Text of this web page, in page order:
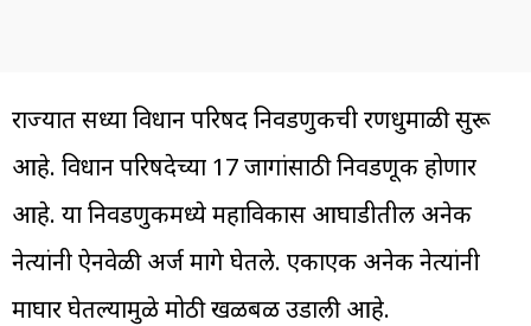
राज्यात सध्या विधान परिषद निवडणुकीची रणधुमाळी सुरू
आहे. विधान परिषदेच्या 17 जागांसाठी निवडणूक होणार
आहे. या निवडणुकीमध्ये महाविकास आघाडीतील अनेक
नेत्यांनी ऐनवेळी अर्ज मागे घेतले. एकाएकी अनेक नेत्यांनी
माघार घेतल्यामुळे मोठी खळबळ उडाली आहे.